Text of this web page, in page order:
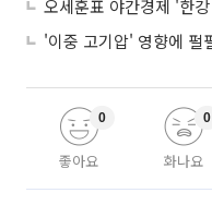
좋아요
0
화나요
0